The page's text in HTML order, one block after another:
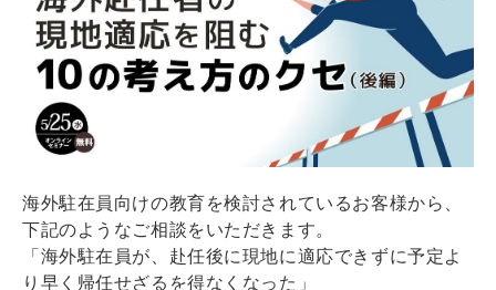
海外駐在員向けの教育を検討されているお客様から、
下記のようなご相談をいただきます。
「海外駐在員が、赴任後に現地に適応できずに予定よ
り早く帰任せざるを得なくなった」